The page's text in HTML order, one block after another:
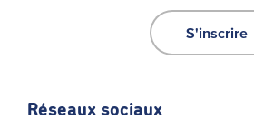
S'inscrire
Réseaux sociaux